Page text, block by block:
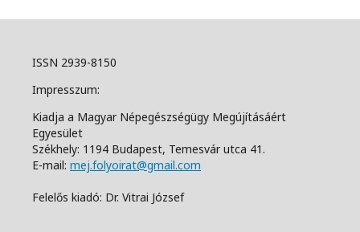
ISSN 2939-8150
Impresszum:
Kiadja a Magyar Népegészségügy Megújításáért
Egyesület
Székhely: 1194 Budapest, Temesvár utca 41.
E-mail: mej.folyoirat@gmail.com
Felelős kiadó: Dr. Vitrai József